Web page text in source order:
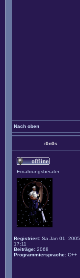
Nach oben
i0n0s
Ernährungsberater
Registriert: Sa Jan 01, 2005
17:11
Beiträge: 2068
Programmiersprache: C++